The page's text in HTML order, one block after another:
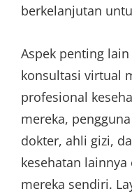
berkelanjutan
Aspek penting
konsultasi virtual
profesional
mereka,
dokter, ahli gizi,
kesehatan
mereka sendiri.